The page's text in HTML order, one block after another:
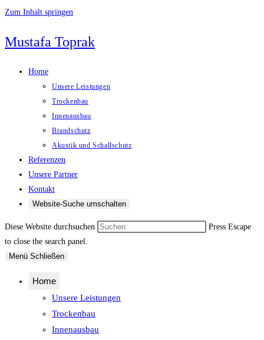
Zum Inhalt springen
Mustafa Toprak
Home
Unsere Leistungen
Trockenbau
Innenausbau
Brandschutz
Akustik und Schallschutz
Referenzen
Unsere Partner
Kontakt
Website-Suche umschalten
Diese Website durchsuchen
Press Escape
to close the search panel.
Menü Schließen
Home
Unsere Leistungen
Trockenbau
Innenausbau